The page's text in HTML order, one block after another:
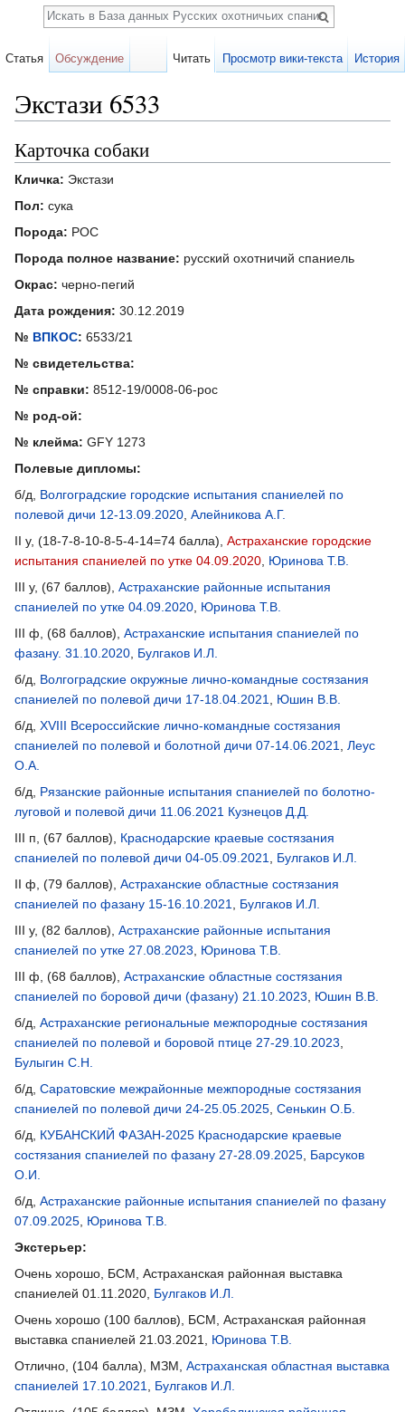
Экстази 6533
Карточка собаки
Кличка: Экстази
Пол: сука
Порода: РОС
Порода полное название: русский охотничий спаниель
Окрас: черно-пегий
Дата рождения: 30.12.2019
№ ВПКОС: 6533/21
№ свидетельства:
№ справки: 8512-19/0008-06-рос
№ род-ой:
№ клейма: GFY 1273
Полевые дипломы:
б/д, Волгоградские городские испытания спаниелей по
полевой дичи 12-13.09.2020 Алейникова А.Г.
II у, (18-7-8-10-8-5-4-14=74 балла), Астраханские городские
испытания спаниелей по утке 04.09.2020 Юринова Т.В.
III у, (67 баллов), Астраханские районные испытания
спаниелей по утке 04.09.2020 Юринова Т.В.
III ф, (68 баллов), Астраханские испытания спаниелей по
фазану. 31.10.2020 Булгаков И.Л.
б/д, Волгоградские окружные лично-командные состязания
спаниелей по полевой дичи 17-18.04.2021
Юшин В.В.
б/д, XVIII Всероссийские лично-командные состязания
спаниелей по полевой и болотной дичи 07-14.06.2021
Леус
О.А.
б/д, Рязанские районные испытания спаниелей по болотно-
луговой и полевой дичи 11.06.2021 Кузнецов Д.Д.
III п, (67 баллов), Краснодарские краевые состязания
спаниелей по полевой дичи 04-05.09.2021
Булгаков И.Л.
II ф, (79 баллов), Астраханские областные состязания
спаниелей по фазану 15-16.10.2021
Булгаков И.Л.
III у, (82 баллов), Астраханские районные испытания
спаниелей по утке 27.08.2023
Юринова Т.В.
III ф, (68 баллов), Астраханские областные состязания
спаниелей по боровой дичи (фазану) 21.10.2023
Юшин В.В.
б/д, Астраханские региональные межпородные состязания
спаниелей по полевой и боровой птице 27-29.10.2023
Булыгин С.Н.
б/д, Саратовские межрайонные межпородные состязания
спаниелей по полевой дичи 24-25.05.2025 Сенькин О.Б.
б/д, КУБАНСКИЙ ФАЗАН-2025 Краснодарские краевые
состязания спаниелей по фазану 27-28.09.2025 Барсуков
О.И.
б/д, Астраханские районные испытания спаниелей по фазану
07.09.2025 Юринова Т.В.
Экстерьер:
Очень хорошо, БСМ, Астраханская районная выставка
спаниелей 01.11.2020, Булгаков И.Л.
Очень хорошо (100 баллов), БСМ, Астраханская районная
выставка спаниелей 21.03.2021, Юринова Т.В.
Отлично, (104 балла), МЗМ, Астраханская областная выставка
спаниелей 17.10.2021
Булгаков И.Л.
Статья Обсуждение Читать Просмотр вики-текста История
Поиск